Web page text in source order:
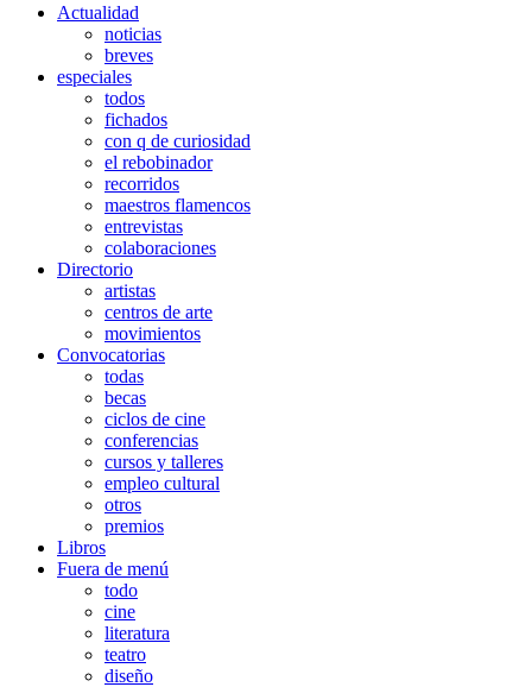
Actualidad
noticias
breves
especiales
todos
fichados
con q de curiosidad
el rebobinador
recorridos
maestros flamencos
entrevistas
colaboraciones
Directorio
artistas
centros de arte
movimientos
Convocatorias
todas
becas
ciclos de cine
conferencias
cursos y talleres
empleo cultural
otros
premios
Libros
Fuera de menú
todo
cine
literatura
teatro
diseño